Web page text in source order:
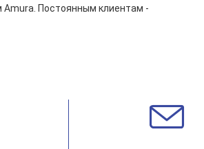
Amura. Постоянным клиентам -